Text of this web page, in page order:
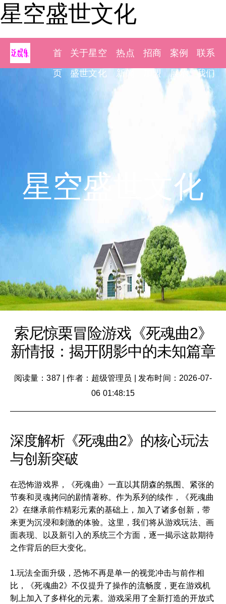
星空盛世文化
首
页
关于星空
盛世文化
热点
新闻
招商
加盟
案例
展示
联系
我们
星空盛世文化
索尼惊栗冒险游戏《死魂曲2》
新情报：揭开阴影中的未知篇章
阅读量：387|作者：超级管理员
发布时间：2026-07-
06 01:48:15
深度解析《死魂曲2》的核心玩法
与创新突破
在恐怖游戏界，《死魂曲》一直以其阴森的氛围、紧张的
节奏和灵魂拷问的剧情著称。作为系列的续作，《死魂曲
2》在继承前作精彩元素的基础上，加入了诸多创新，带
来更为沉浸和刺激的体验。这里，我们将从游戏玩法、画
面表现、以及新引入的系统三个方面，逐一揭示这款期待
之作背后的巨大变化。
1.玩法全面升级，恐怖不再是单一的视觉冲击与前作相
比，《死魂曲2》不仅提升了操作的流畅度，更在游戏机
制上加入了多样化的元素。游戏采用了全新打造的开放式